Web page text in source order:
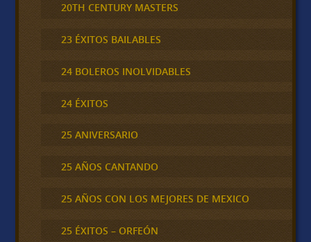
20TH CENTURY MASTERS
23 ÉXITOS BAILABLES
24 BOLEROS INOLVIDABLES
24 ÉXITOS
25 ANIVERSARIO
25 AÑOS CANTANDO
25 AÑOS CON LOS MEJORES DE MEXICO
25 ÉXITOS – ORFEÓN